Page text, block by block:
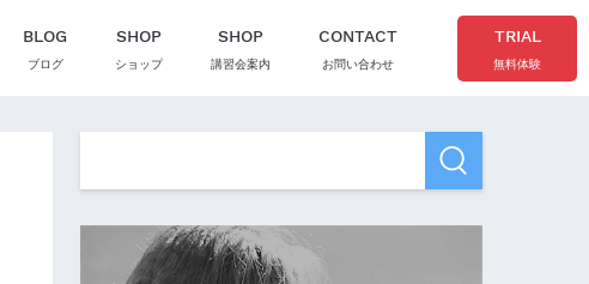
BLOG
ブログ
SHOP
ショップ
SHOP
講習会案内
CONTACT
お問い合わせ
TRIAL
無料体験